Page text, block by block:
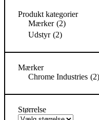
Produkt kategorier
Mærker (2)
Udstyr (2)
Mærker
Chrome Industries (2)
Størrelse